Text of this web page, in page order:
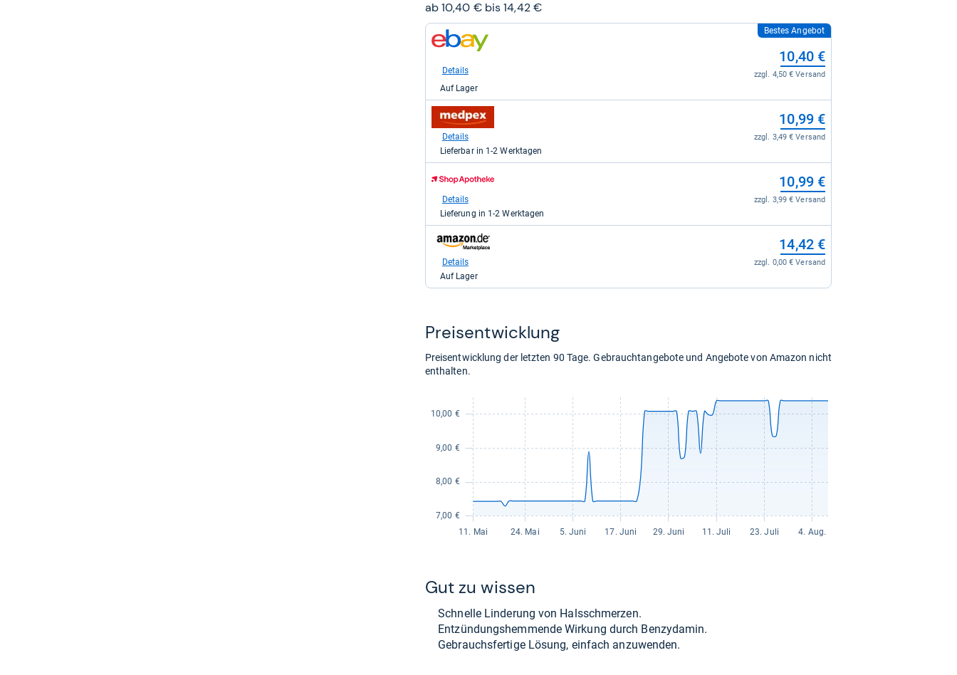
ab 10,40 € bis 14,42 €
zum
Shop:
eBay
10,40
kaufen.
Bestes Angebot
10,40 €
zzgl. 4,50 € Versand
Details
Auf Lager
zum
Shop:
medpex
für
kaufen.
10,99 €
zzgl. 3,49 € Versand
Details
Lieferbar in 1-2 Werktagen
Shop:
Shop
Apotheke
für
kaufen.
10,99 €
zzgl. 3,99 € Versand
Details
Lieferung in 1-2 Werktagen
zum
Shop:
für
14,42 €
zzgl. 0,00 € Versand
Details
Auf Lager
Preis­ent­wick­lung
Preisentwicklung der letzten 90 Tage. Gebrauchtangebote und Angebote von Amazon nicht
enthalten.
Gut zu wis­sen
Schnelle Lin­de­rung von Hals­schmer­zen.
Ent­zün­dungs­hem­mende Wir­kung durch Ben­zy­da­min.
Gebrauchs­fer­tige Lösung, ein­fach anzu­wen­den.